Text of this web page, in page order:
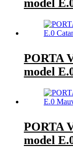
model
PORTA
model
PORTA
model